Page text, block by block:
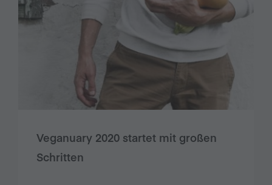
Veganuary 2020 startet mit großen
Schritten